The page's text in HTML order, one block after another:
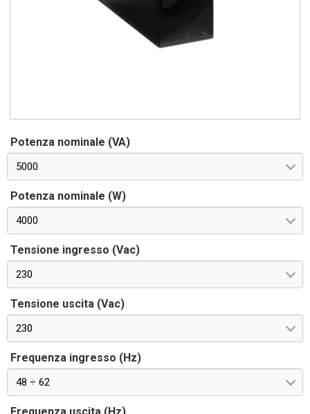
Potenza nominale (VA)
5000
Potenza nominale (W)
4000
Tensione ingresso (Vac)
230
Tensione uscita (Vac)
230
Frequenza ingresso (Hz)
48 ÷ 62